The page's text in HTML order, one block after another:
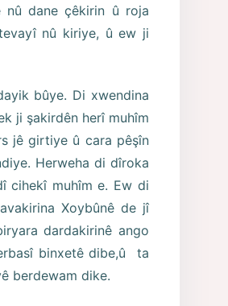
dane çêkirin û roja
nû kiriye, û ew ji
bûye. Di xwendina
ji şakirdên herî muhîm
jê girtiye û cara pêşîn
cihekî muhîm e. Ew di
Xoybûnê de jî
dardakirinê ango
binxetê dibe,û ta
berdewam dike.